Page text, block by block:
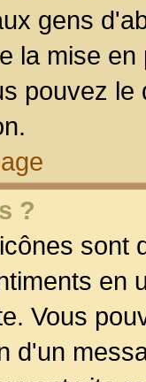
gens
la mise
pouvez
?
sont
en
Vous
d'un